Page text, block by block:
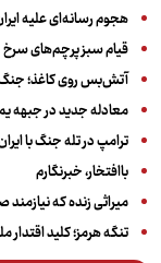
هجوم رسانه‌ای علیه
قیام سبز پرچم‌های سرخ
آتش‌بس روی کاغذ؛
معادله جدید در جبهه
ترامپ در تله جنگ با
باافتخار، خبرنگارم
میراثی زنده که
تنگه هرمز؛ کلید اقتدار